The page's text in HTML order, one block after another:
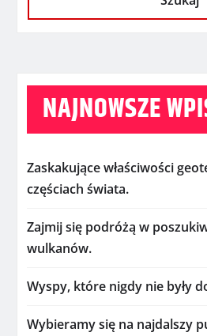
NAJNOWSZE
Zaskakujące właściwości
częściach świata.
Zajmij się podróżą w
wulkanów.
Wyspy, które nigdy nie były
Wybieramy się na najdalszy